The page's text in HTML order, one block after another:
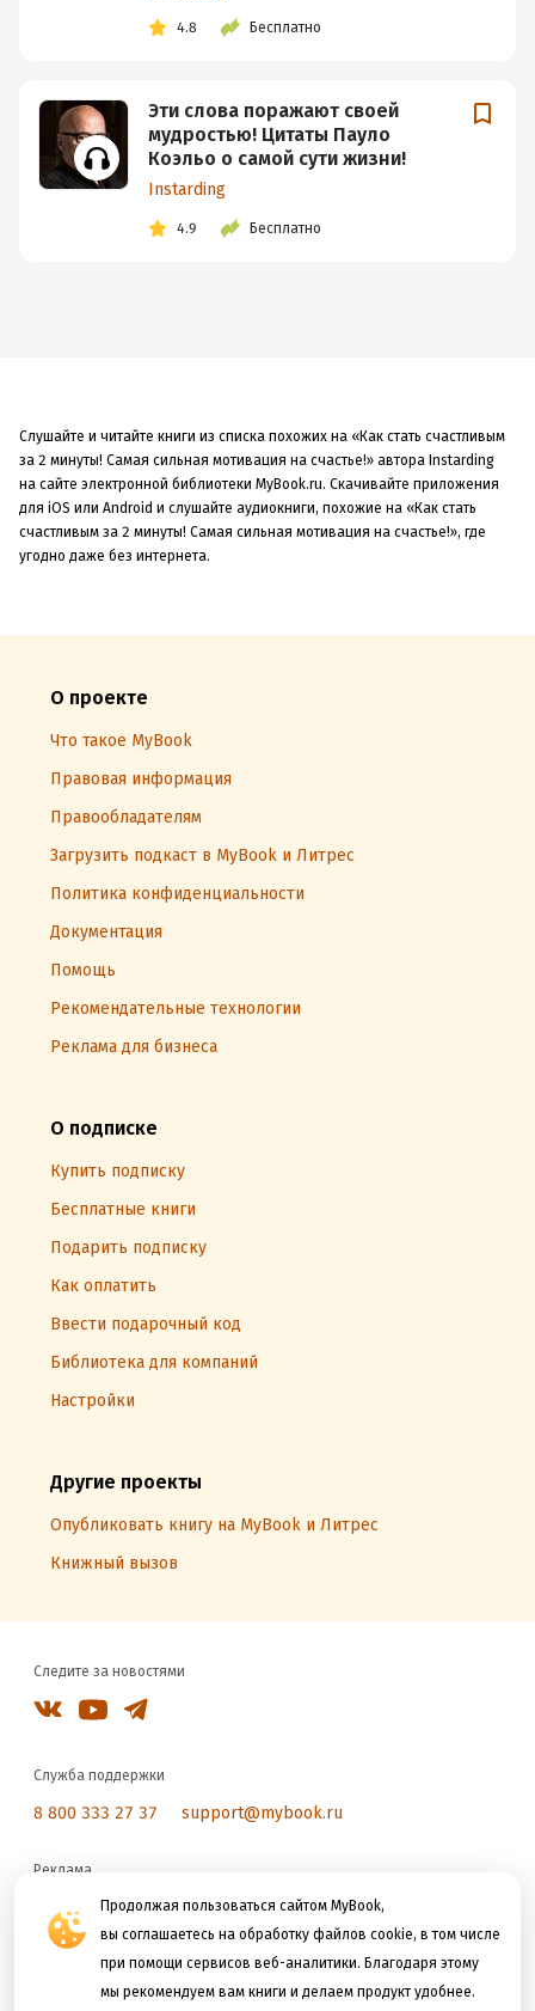
Продолжая пользоваться сайтом MyBook,
вы соглашаетесь на обработку файлов cookie, в том числе
при помощи сервисов веб-аналитики. Благодаря этому
мы рекомендуем вам книги и делаем продукт удобнее.
4.8 Бесплатно
Эти слова поражают своей
мудростью! Цитаты Пауло
Коэльо о самой сути жизни!
Instarding
4.9 Бесплатно
Слушайте и читайте книги из списка похожих на «Как стать счастливым
за 2 минуты! Самая сильная мотивация на счастье!» автора Instarding
на сайте электронной библиотеки MyBook.ru. Скачивайте приложения
для iOS или Android и слушайте аудиокниги, похожие на «Как стать
счастливым за 2 минуты! Самая сильная мотивация на счастье!», где
угодно даже без интернета.
О проекте
Что такое MyBook
Правовая информация
Правообладателям
Загрузить подкаст в MyBook и Литрес
Политика конфиденциальности
Документация
Помощь
Рекомендательные технологии
Реклама для бизнеса
О подписке
Купить подписку
Бесплатные книги
Подарить подписку
Как оплатить
Ввести подарочный код
Библиотека для компаний
Настройки
Другие проекты
Опубликовать книгу на MyBook и Литрес
Книжный вызов
Следите за новостями
Служба поддержки
8 800 333 27 37 support@mybook.ru
Реклама
reklama@litres.ru
Мы принимаем к оплате